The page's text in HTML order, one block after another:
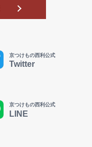
京つけもの西利公式
Twitter
京つけもの西利公式
LINE